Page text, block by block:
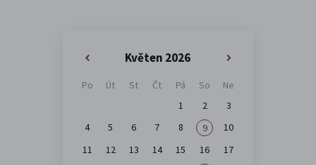
Květen 2026
Po Út St Čt Pá So
Ne
1
2
3
4
5 6 7 8 9
10
11
12 13 14 15 16 17